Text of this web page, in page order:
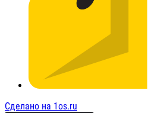
Сделано на 1os.ru